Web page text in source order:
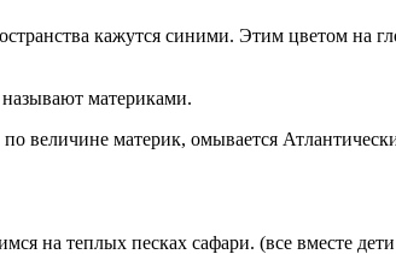
кажутся синими. Этим цветом на
материками.
величине материк, омывается
на теплых песках сафари. (все вместе